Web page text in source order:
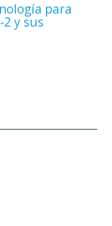
para
2 y sus